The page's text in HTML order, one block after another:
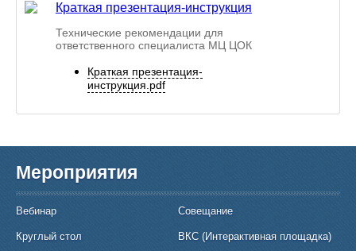
Краткая презентация-инструкция
Технические рекомендации для
ответственного специалиста МЦ ЦОК
Краткая презентация-
инструкция.pdf
Мероприятия
Вебинар Совещание
Круглый стол ВКС (Интерактивная площадка)